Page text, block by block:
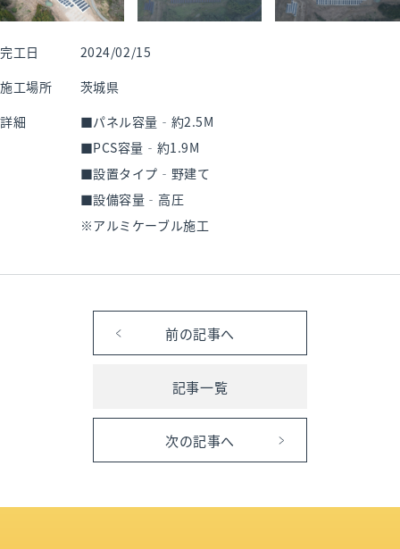
完工日
2024/02/15
施工場所
茨城県
詳細
■パネル容量‐約2.5M
■PCS容量‐約1.9M
■設置タイプ‐野建て
■設備容量‐高圧
※アルミケーブル施工
前の記事へ
記事一覧
次の記事へ